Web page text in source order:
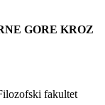
GORE KROZ
fakultet